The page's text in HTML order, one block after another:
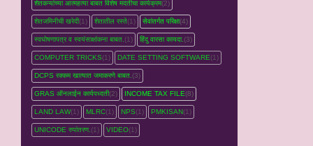
शेतकऱ्यांच्‍या आत्महत्‍या बाबत विशेष मदतीचा कार्यक्रम(2)
शेतजमिनीची खरेदी(1) शेतातील रस्‍ते(1) सेवांतर्गत परिक्षा(4)
स्वघोषणापत्र व स्वयंसाक्षांकना बाबत.(1) हिंदु वारसा कायदा.(3)
COMPUTER TRICKS(1) DATE SETTING SOFTWARE(1)
DCPS रक्‍कम खात्‍यात जमाकरणे बाबत.(3)
GRAS ऑनलाईन कार्यपध्‍दती(2) INCOME TAX FILE(8)
LAND LAW(1) MLRC(1) NPS(1) PMKISAN(1)
UNICODE रुपांतरण.(1) VIDEO(1)